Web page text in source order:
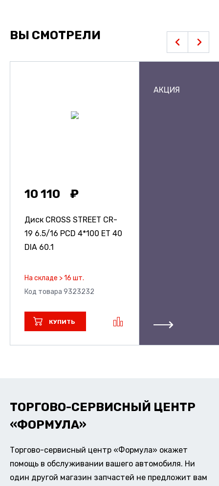
ВЫ СМОТРЕЛИ
10 110
Диск CROSS STREET CR-
19 6.5/16 PCD 4*100 ET 40
DIA 60.1
На складе > 16 шт.
Код товара 9323232
КУПИТЬ
АКЦИЯ
ТОРГОВО-СЕРВИСНЫЙ ЦЕНТР
«ФОРМУЛА»
Торгово-сервисный центр «Формула» окажет
помощь в обслуживании вашего автомобиля. Ни
один другой магазин запчастей не предложит вам